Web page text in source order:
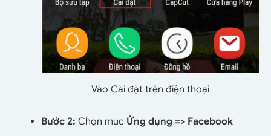
Vào Cài đặt trên điện thoại
Bước 2: Chọn mục Ứng dụng => Facebook